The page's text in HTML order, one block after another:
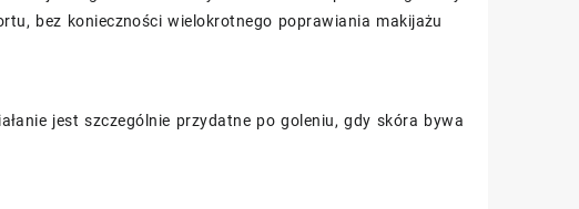
bez konieczności wielokrotnego poprawiania makijażu
jest szczególnie przydatne po goleniu, gdy skóra bywa